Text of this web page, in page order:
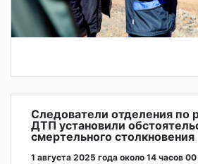
Следователи отделения по
ДТП установили
смертельного столкновения
1 августа 2025 года около 14 часов